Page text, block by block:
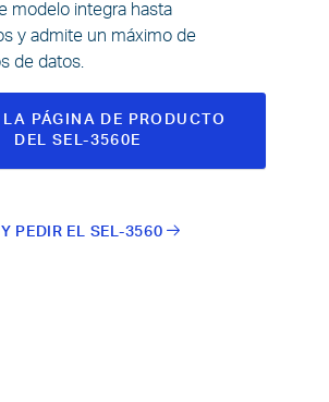
modelo integra hasta
y admite un máximo de
de datos.
PÁGINA DE PRODUCTO
DEL SEL-3560E
PEDIR EL SEL-3560